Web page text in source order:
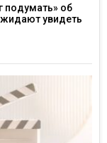
подумать» об
увидеть